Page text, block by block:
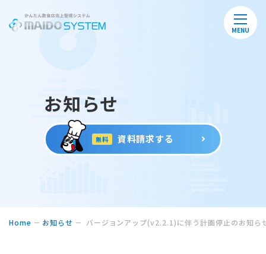
MENU
お知らせ
無料 資料請求する
Home お知らせ バージョンアップ(v2.2.1)に伴う計画停止のお知ら